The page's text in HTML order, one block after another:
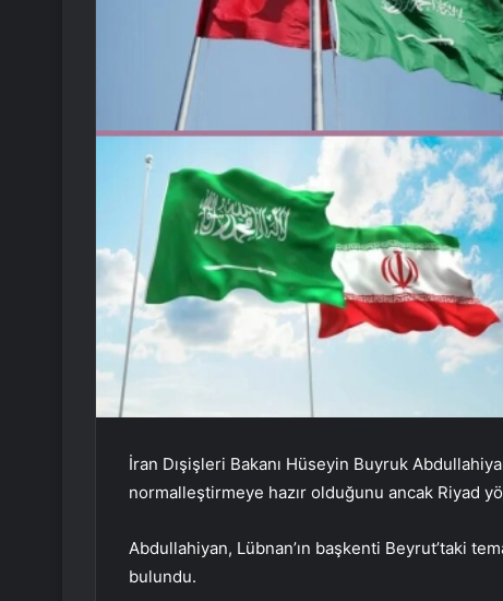
İran Dışişleri Bakanı Hüseyin Buyruk
normalleştirmeye hazır olduğunu ancak Riyad
Abdullahiyan, Lübnan’ın başkenti Beyrut’taki
bulundu.